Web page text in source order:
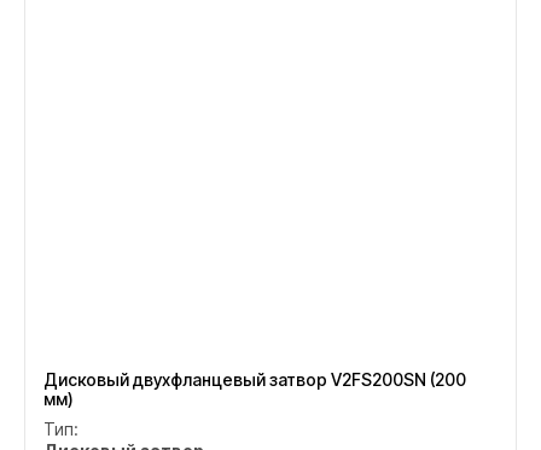
Дисковый двухфланцевый затвор V2FS200SN (200
мм)
Тип: